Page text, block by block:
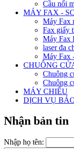
Cầu nối
MÁY FAX -
Máy Fax
Fax giấy
Máy Fax
laser đa
Máy Fax
CHUÔNG
Chuông
Chuông
MÁY CHIẾU
DỊCH VỤ
Nhận bản tin
Nhập họ tên: